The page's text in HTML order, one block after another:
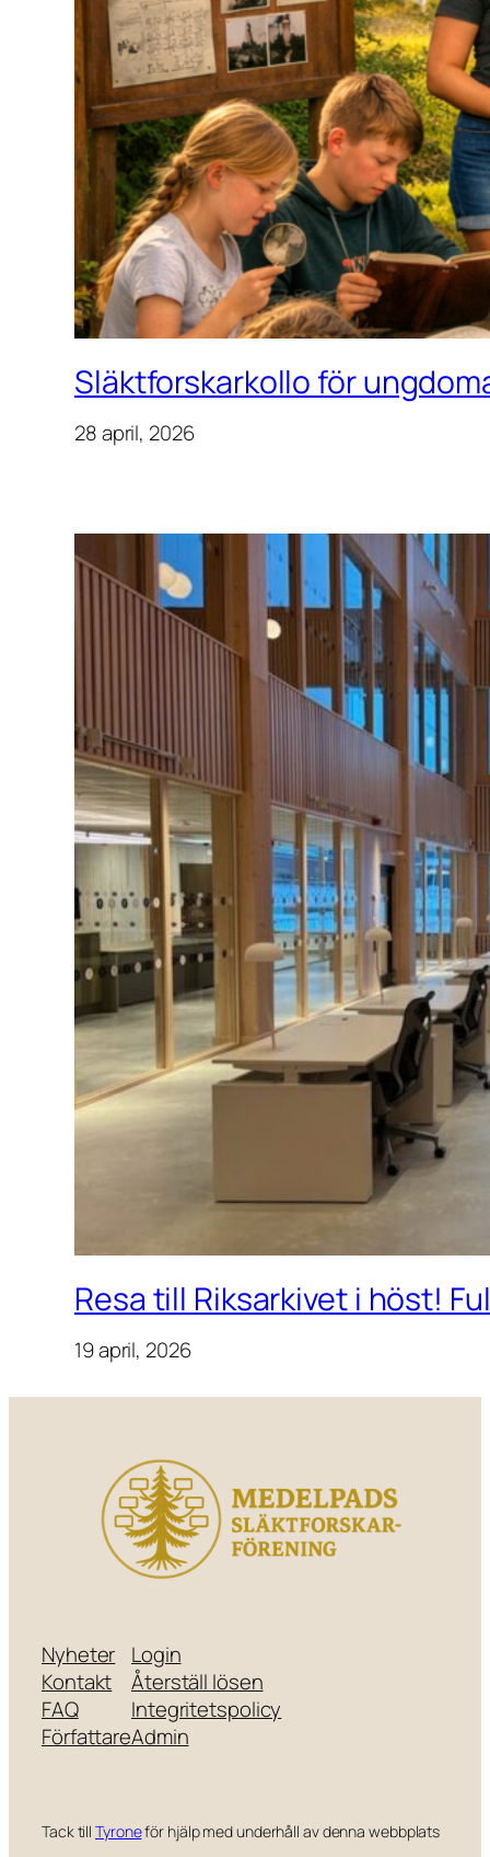
Släktforskarkollo för
28 april, 2026
Resa till Riksarkivet i höst!
19 april, 2026
Nyheter
Kontakt
FAQ
Författare
Login
Återställ lösen
Integritetspolicy
Admin
Tack tillTyroneför hjälp med underhåll av denna webbplats